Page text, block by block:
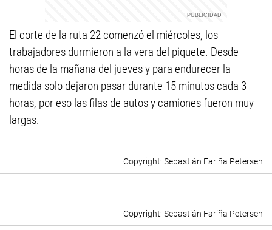
El corte de la ruta 22 comenzó el miércoles, los
trabajadores durmieron a la vera del piquete. Desde
horas de la mañana del jueves y para endurecer la
medida solo dejaron pasar durante 15 minutos cada 3
horas, por eso las filas de autos y camiones fueron muy
largas.
Sebastián Fariña Petersen
Sebastián Fariña Petersen